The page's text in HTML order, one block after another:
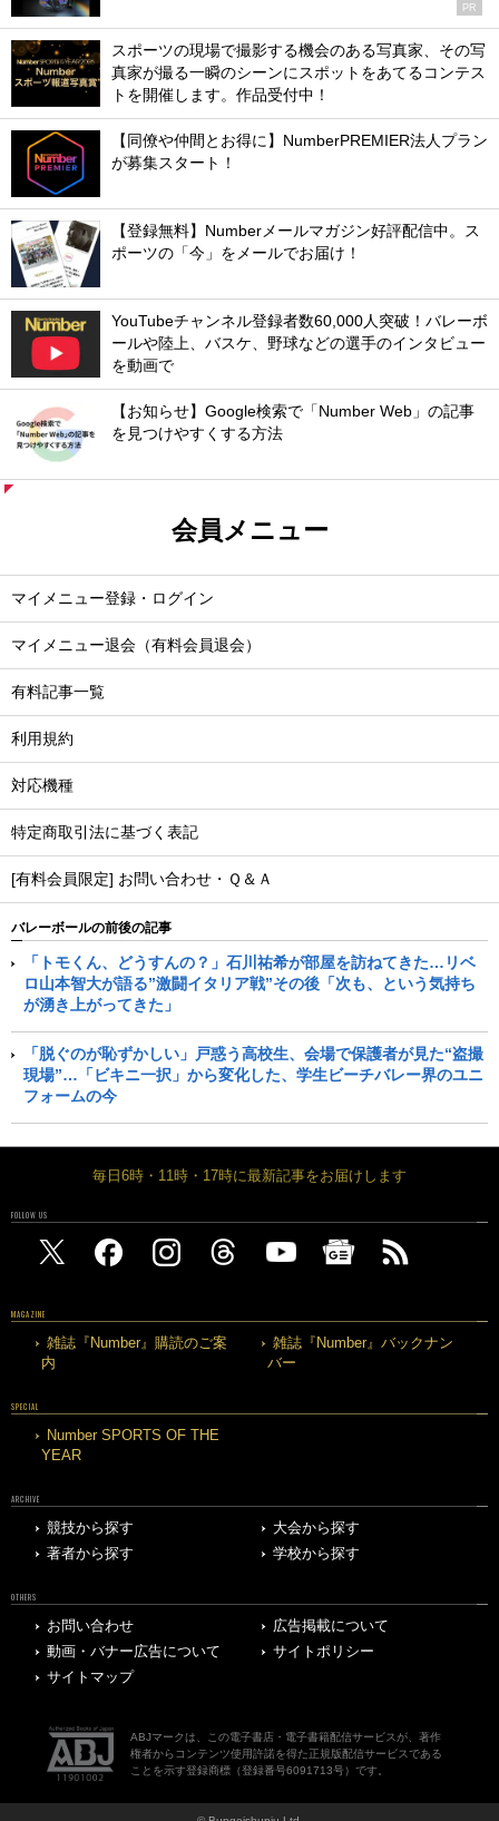
PR
スポーツの現場で撮影する機会のある写真家、その写
真家が撮る一瞬のシーンにスポットをあてるコンテス
トを開催します。作品受付中！
【同僚や仲間とお得に】NumberPREMIER法人プラン
が募集スタート！
【登録無料】Numberメールマガジン好評配信中。ス
ポーツの「今」をメールでお届け！
YouTubeチャンネル登録者数60,000人突破！バレーボ
ールや陸上、バスケ、野球などの選手のインタビュー
を動画で
【お知らせ】Google検索で「Number Web」の記事
を見つけやすくする方法
会員メニュー
マイメニュー登録・ログイン
マイメニュー退会（有料会員退会）
有料記事一覧
利用規約
対応機種
特定商取引法に基づく表記
[有料会員限定] お問い合わせ・Ｑ＆Ａ
バレーボールの前後の記事
「トモくん、どうすんの？」石川祐希が部屋を訪ねてきた…リベ
ロ山本智大が語る”激闘イタリア戦”その後「次も、という気持ち
が湧き上がってきた」
「脱ぐのが恥ずかしい」戸惑う高校生、会場で保護者が見た“盗撮
現場”…「ビキニ一択」から変化した、学生ビーチバレー界のユニ
フォームの今
毎日6時・11時・17時に最新記事をお届けします
FOLLOW US
MAGAZINE
雑誌『Number』購読のご案
内
雑誌『Number』バックナン
バー
SPECIAL
Number SPORTS OF THE
YEAR
ARCHIVE
競技から探す
大会から探す
著者から探す
学校から探す
OTHERS
お問い合わせ
広告掲載について
動画・バナー広告について
サイトポリシー
サイトマップ
ABJマークは、この電子書店・電子書籍配信サービスが、著作
権者からコンテンツ使用許諾を得た正規版配信サービスである
ことを示す登録商標（登録番号6091713号）です。